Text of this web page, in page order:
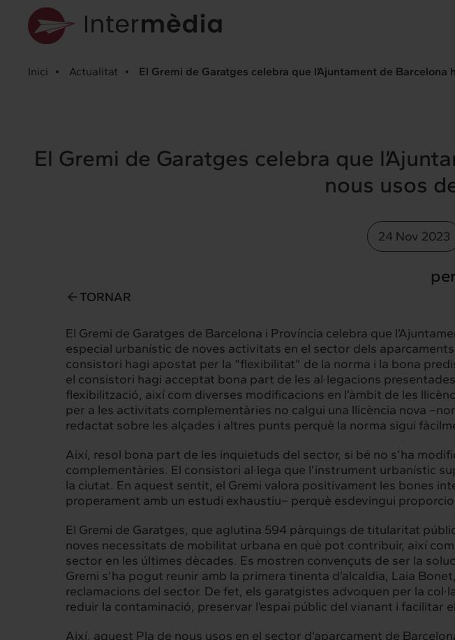
Intermèdia
Sobre nosaltres
Interconnexió
Inici Actualitat El Gremi de Garatges celebra que l’Ajuntament de
El Gremi de Garatges celebra que
nous usos
24 Nov 2023
TORNAR
El Gremi de Garatges de Barcelona i Província celebra que
especial urbanístic de noves activitats en el sector dels
consistori hagi apostat per la “flexibilitat” de la norma i la bona
el consistori hagi acceptat bona part de les al·legacions
flexibilització, així com diverses modificacions en l’àmbit de les
per a les activitats complementàries no calgui una llicència nova
redactat sobre les alçades i altres punts perquè la norma sigui
Així, resol bona part de les inquietuds del sector, si bé no s’ha
complementàries. El consistori al·lega que l’instrument urbanístic
la ciutat. En aquest sentit, el Gremi valora positivament les bones
properament amb un estudi exhaustiu– perquè esdevingui
El Gremi de Garatges, que aglutina 594 pàrquings de titularitat
noves necessitats de mobilitat urbana en què pot contribuir, així
sector en les últimes dècades. Es mostren convençuts de ser la
Gremi s’ha pogut reunir amb la primera tinenta d’alcaldia, Laia
reclamacions del sector. De fet, els garatgistes advoquen per la
reduir la contaminació, preservar l’espai públic del vianant i facilitar
Així, aquest Pla de nous usos en el sector d’aparcament de